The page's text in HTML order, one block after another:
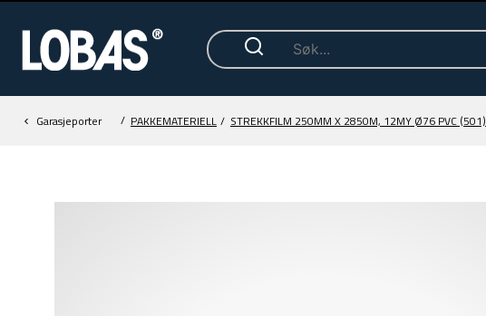
Garasjeporter / PAKKEMATERIELL / STREKKFILM 250MM X 2850M, 12MY Ø76 PVC (501)